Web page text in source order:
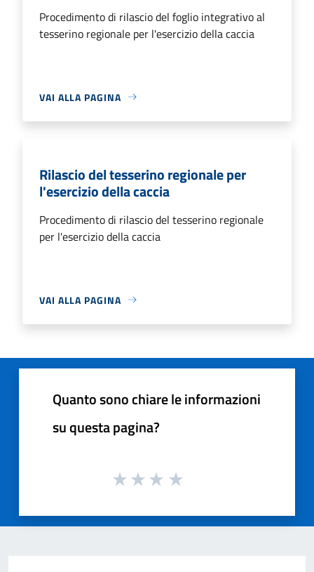
Procedimento di rilascio del foglio integrativo al
tesserino regionale per l'esercizio della caccia
VAI ALLA PAGINA
Rilascio del tesserino regionale per
l'esercizio della caccia
Procedimento di rilascio del tesserino regionale
per l'esercizio della caccia
VAI ALLA PAGINA
Quanto sono chiare le informazioni
su questa pagina?